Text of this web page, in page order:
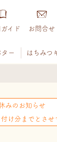
イド お問合せ
ー はちみつ
みのお知らせ
け分までとさせ